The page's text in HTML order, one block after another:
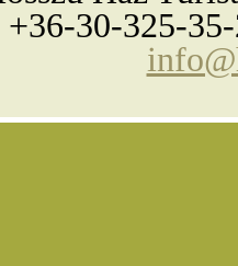
+36-30-325-